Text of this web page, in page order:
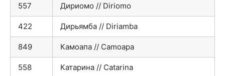
557 Дириомо // Diriomo
422 Дирьямба // Diriamba
849 Камоапа // Camoapa
558 Катарина // Catarina